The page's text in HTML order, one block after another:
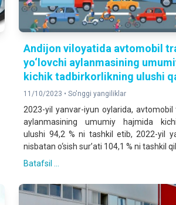
Аndijon viloyatida avtomobil
yo‘lovchi aylanmasining
kichik tadbirkorlikning ulushi
11/10/2023 •So'nggi yangiliklar
2023-yil yanvar-iyun oylarida, avtomobil
aylanmasining umumiy hajmida
ulushi 94,2 % ni tashkil etib, 2022-yil
nisbatan o‘sish sur’ati 104,1 % ni tashkil
Batafsil ...